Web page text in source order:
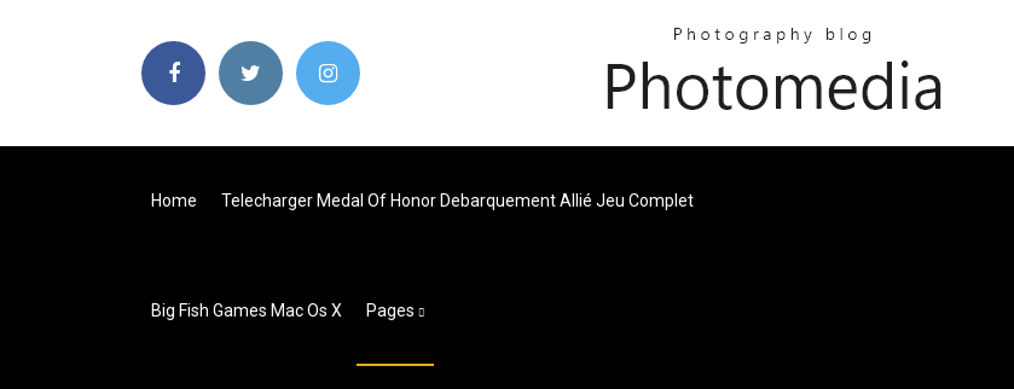
Home Telecharger Medal Of Honor Debarquement Allié Jeu Complet
Big Fish Games Mac Os X Pages